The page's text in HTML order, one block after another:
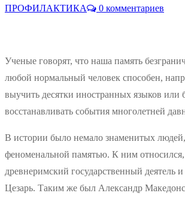
ПРОФИЛАКТИКА
0 комментариев
Ученые говорят, что наша память
любой нормальный человек способен,
выучить десятки иностранных языков или
восстанавливать события многолетней
В истории было немало знаменитых
феноменальной памятью. К ним относился,
древнеримский государственный деятель
Цезарь. Таким же был Александр